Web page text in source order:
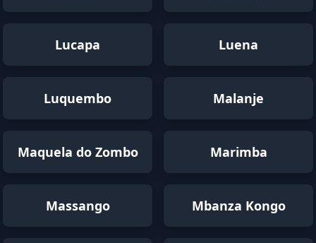
Lucapa Luena
Luquembo Malanje
Maquela do Zombo Marimba
Massango Mbanza Kongo